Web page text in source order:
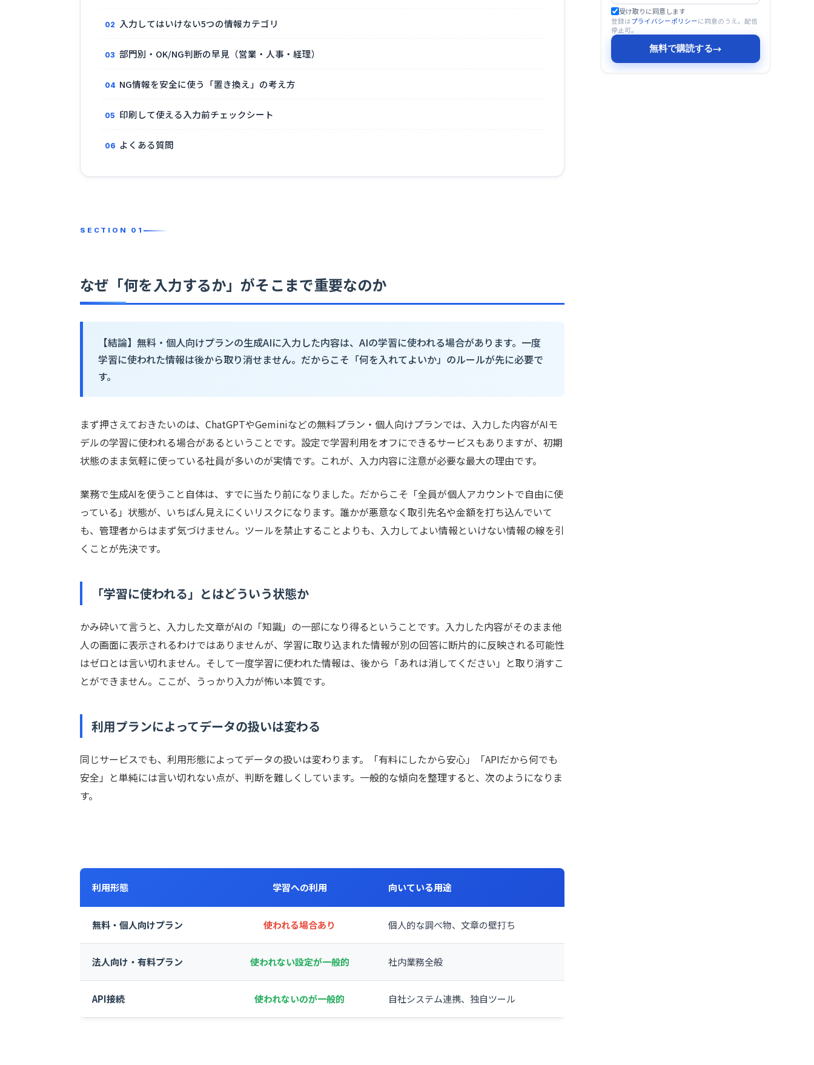
入力してはいけない5つの情報カテゴリ
部門別・OK/NG判断の早見（営業・人事・経理）
NG情報を安全に使う「置き換え」の考え方
印刷して使える入力前チェックシート
よくある質問
なぜ「何を入力するか」がそこまで重要なのか
【結論】無料・個人向けプランの生成AIに入力した内容は、AIの学習に使われる場合があります。一度
学習に使われた情報は後から取り消せません。だからこそ「何を入れてよいか」のルールが先に必要で
す。
まず押さえておきたいのは、ChatGPTやGeminiなどの無料プラン・個人向けプランでは、入力した内容がAIモ
デルの学習に使われる場合があるということです。設定で学習利用をオフにできるサービスもありますが、初期
状態のまま気軽に使っている社員が多いのが実情です。これが、入力内容に注意が必要な最大の理由です。
業務で生成AIを使うこと自体は、すでに当たり前になりました。だからこそ「全員が個人アカウントで自由に使
っている」状態が、いちばん見えにくいリスクになります。誰かが悪意なく取引先名や金額を打ち込んでいて
も、管理者からはまず気づけません。ツールを禁止することよりも、入力してよい情報といけない情報の線を引
くことが先決です。
「学習に使われる」とはどういう状態か
かみ砕いて言うと、入力した文章がAIの「知識」の一部になり得るということです。入力した内容がそのまま他
人の画面に表示されるわけではありませんが、学習に取り込まれた情報が別の回答に断片的に反映される可能性
はゼロとは言い切れません。そして一度学習に使われた情報は、後から「あれは消してください」と取り消すこ
とができません。ここが、うっかり入力が怖い本質です。
利用プランによってデータの扱いは変わる
同じサービスでも、利用形態によってデータの扱いは変わります。「有料にしたから安心」「APIだから何でも
安全」と単純には言い切れない点が、判断を難しくしています。一般的な傾向を整理すると、次のようになりま
す。
利用形態 学習への利用 向いている用途
無料・個人向けプラン 使われる場合あり 個人的な調べ物、文章の壁打ち
法人向け・有料プラン 使われない設定が一般的 社内業務全般
API接続 使われないのが一般的 自社システム連携、独自ツール
受け取りに同意します
登録はプライバシーポリシーに同意のうえ。配信
停止可。
無料で購読する→